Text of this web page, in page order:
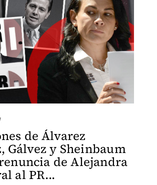
de Álvarez
Gálvez y Sheinbaum
de Alejandra
al PR...